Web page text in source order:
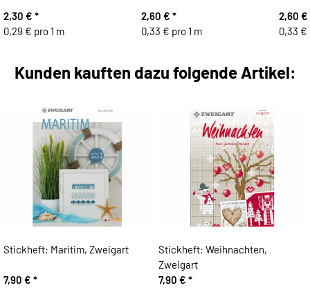
2,30 € *
0,29 € pro 1 m
2,60 € *
0,33 € pro 1 m
2,60 €
0,33 €
Kunden kauften dazu folgende Artikel:
Stickheft: Maritim, Zweigart
7,90 € *
Stickheft: Weihnachten,
Zweigart
7,90 € *